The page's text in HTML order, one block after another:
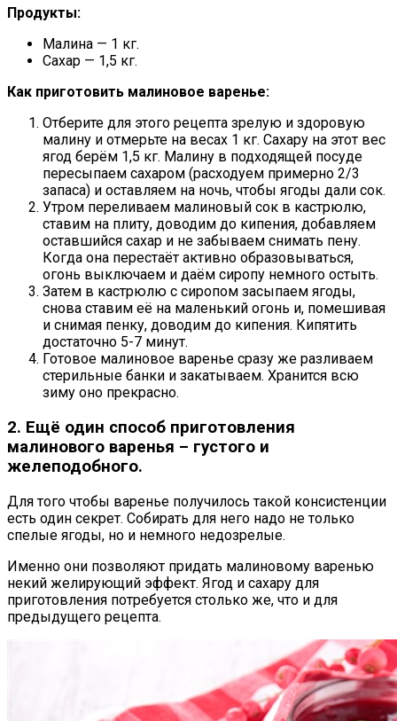
Продукты:
Малина — 1 кг.
Сахар — 1,5 кг.
Как приготовить малиновое варенье:
Отберите для этого рецепта зрелую и здоровую
малину и отмерьте на весах 1 кг. Сахару на этот вес
ягод берём 1,5 кг. Малину в подходящей посуде
пересыпаем сахаром (расходуем примерно 2/3
запаса) и оставляем на ночь, чтобы ягоды дали сок.
Утром переливаем малиновый сок в кастрюлю,
ставим на плиту, доводим до кипения, добавляем
оставшийся сахар и не забываем снимать пену.
Когда она перестаёт активно образовываться,
огонь выключаем и даём сиропу немного остыть.
Затем в кастрюлю с сиропом засыпаем ягоды,
снова ставим её на маленький огонь и, помешивая
и снимая пенку, доводим до кипения. Кипятить
достаточно 5-7 минут.
Готовое малиновое варенье сразу же разливаем
стерильные банки и закатываем. Хранится всю
зиму оно прекрасно.
2. Ещё один способ приготовления
малинового варенья – густого и
желеподобного.
Для того чтобы варенье получилось такой консистенции
есть один секрет. Собирать для него надо не только
спелые ягоды, но и немного недозрелые.
Именно они позволяют придать малиновому варенью
некий желирующий эффект. Ягод и сахару для
приготовления потребуется столько же, что и для
предыдущего рецепта.